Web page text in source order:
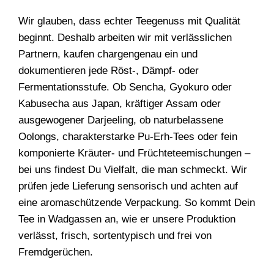
Wir glauben, dass echter Teegenuss mit Qualität
beginnt. Deshalb arbeiten wir mit verlässlichen
Partnern, kaufen chargengenau ein und
dokumentieren jede Röst-, Dämpf- oder
Fermentationsstufe. Ob Sencha, Gyokuro oder
Kabusecha aus Japan, kräftiger Assam oder
ausgewogener Darjeeling, ob naturbelassene
Oolongs, charakterstarke Pu-Erh-Tees oder fein
komponierte Kräuter- und Früchteteemischungen –
bei uns findest Du Vielfalt, die man schmeckt. Wir
prüfen jede Lieferung sensorisch und achten auf
eine aromaschützende Verpackung. So kommt Dein
Tee in Wadgassen an, wie er unsere Produktion
verlässt, frisch, sortentypisch und frei von
Fremdgerüchen.